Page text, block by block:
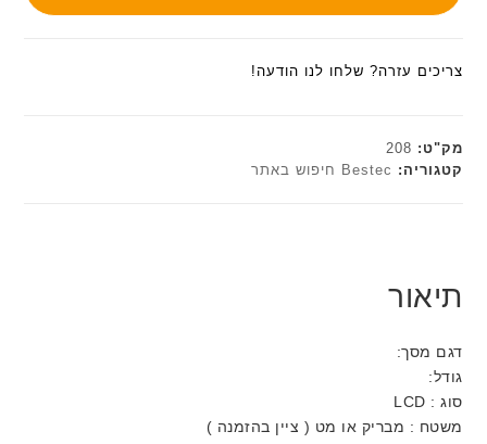
צריכים עזרה? שלחו לנו הודעה!
מק"ט: 208
קטגוריה: Bestec חיפוש באתר
תיאור
דגם מסך:
גודל:
סוג : LCD
משטח : מבריק או מט ( ציין בהזמנה )